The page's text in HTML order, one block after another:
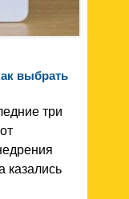
выбрать
три
казались